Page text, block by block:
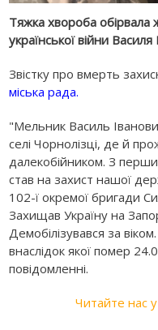
Тяжка хвороба обірвала
української війни
Звістку про вмерть
міська рада.
"Мельник Василь
селі Чорнолізці, де й
далекобійником. З
став на захист нашої
102-ї окремої бригади
Захищав Україну на
Демобілізувався за
внаслідок якої помер
повідомленні.
Читайте нас у